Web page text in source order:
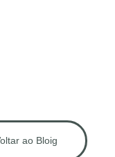
ao Bloig